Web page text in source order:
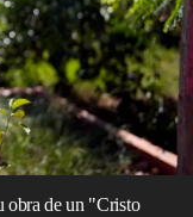
obra de un "Cristo